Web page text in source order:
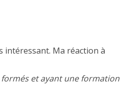
intéressant. Ma réaction à
et ayant une formation